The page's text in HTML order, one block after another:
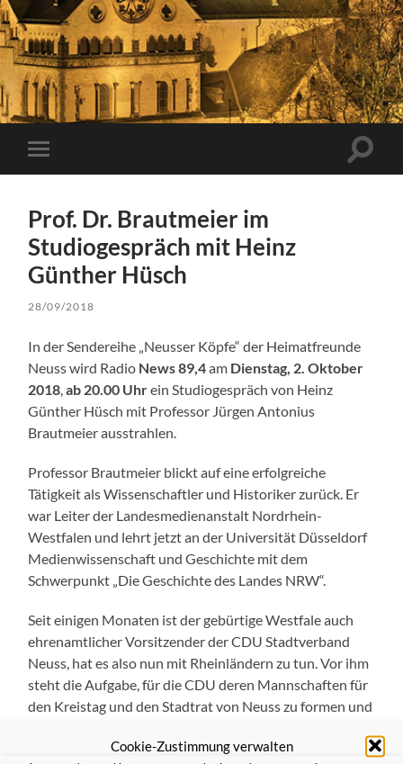
Cookie-Zustimmung verwalten
Mobile-
Menü
Prof. Dr. Brautmeier im
Studiogespräch mit Heinz
Günther Hüsch
28/09/2018
In der Sendereihe „Neusser Köpfe“ der Heimatfreunde
Neuss wird Radio News 89,4am Dienstag, 2. Oktober
2018 ,ab 20.00 Uhrein Studiogespräch von Heinz
Günther Hüsch mit Professor Jürgen Antonius
Brautmeier ausstrahlen.
Professor Brautmeier blickt auf eine erfolgreiche
Tätigkeit als Wissenschaftler und Historiker zurück. Er
war Leiter der Landesmedienanstalt Nordrhein-
Westfalen und lehrt jetzt an der Universität Düsseldorf
Medienwissenschaft und Geschichte mit dem
Schwerpunkt „Die Geschichte des Landes NRW“.
Seit einigen Monaten ist der gebürtige Westfale auch
ehrenamtlicher Vorsitzender der CDU Stadtverband
Neuss, hat es also nun mit Rheinländern zu tun. Vor ihm
steht die Aufgabe, für die CDU deren Mannschaften für
den Kreistag und den Stadtrat von Neuss zu formen und
Bürgermeisters zu suchen. Eine lokal wichtige und